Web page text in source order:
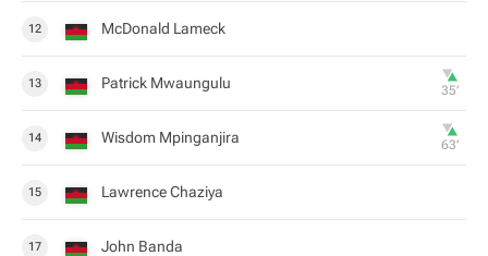
12 McDonald Lameck
13 Patrick Mwaungulu 35‎’‎
14 Wisdom Mpinganjira 63‎’‎
15 Lawrence Chaziya
17 John Banda